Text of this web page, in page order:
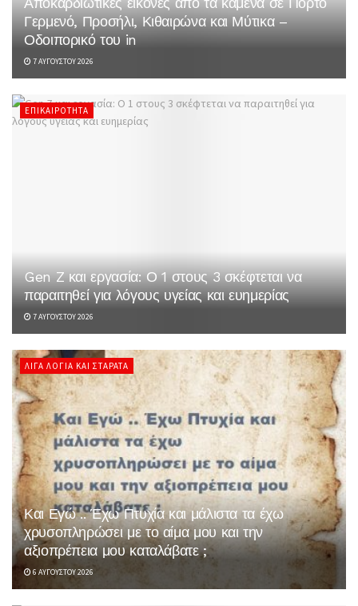
Γερμενό, Προσήλι, Κιθαιρώνα και Μύτικα –
Οδοιπορικό του in
7 ΑΥΓΟΎΣΤΟΥ 2026
ΕΠΙΚΑΙΡΌΤΗΤΑ
Gen Z και εργασία: Ο 1 στους 3 σκέφτεται να
παραιτηθεί για λόγους υγείας και ευημερίας
7 ΑΥΓΟΎΣΤΟΥ 2026
ΛΊΓΑ ΛΌΓΙΑ ΚΑΙ ΣΤΑΡΆΤΑ
Και Εγώ .. Έχω Πτυχία και μάλιστα τα έχω
χρυσοπληρώσει με το αίμα μου και την
αξιοπρέπεια μου καταλάβατε ;
6 ΑΥΓΟΎΣΤΟΥ 2026